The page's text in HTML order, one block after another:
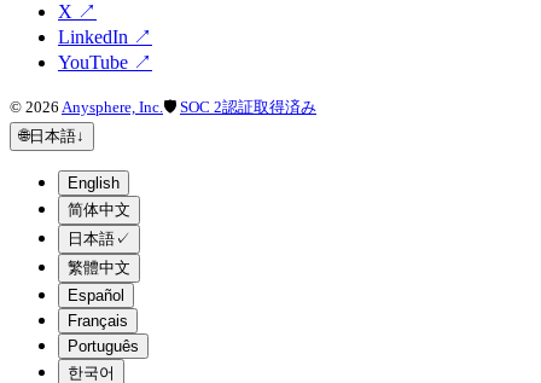
X ↗
LinkedIn ↗
YouTube ↗
© 2026 Anysphere, Inc.🛡 SOC 2認証取得済み
🌐日本語↓
English
简体中文
日本語 ✓
繁體中文
Español
Français
Português
한국어